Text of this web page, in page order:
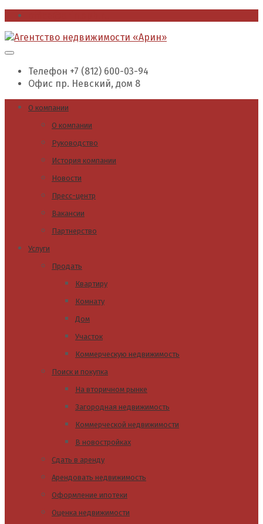
Телефон +7 (812) 600-03-94
Офис пр. Невский, дом 8
О компании
О компании
Руководство
История компании
Новости
Пресс-центр
Вакансии
Партнерство
Услуги
Продать
Квартиру
Комнату
Дом
Участок
Коммерческую недвижимость
Поиск и покупка
На вторичном рынке
Загородная недвижимость
Коммерческой недвижимости
В новостройках
Сдать в аренду
Арендовать недвижимость
Оформление ипотеки
Оценка недвижимости